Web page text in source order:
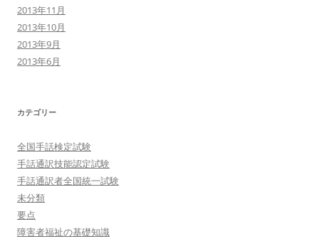
2013年11月
2013年10月
2013年9月
2013年6月
カテゴリー
全国手話検定試験
手話通訳技能認定試験
手話通訳者全国統一試験
未分類
要点
障害者福祉の基礎知識